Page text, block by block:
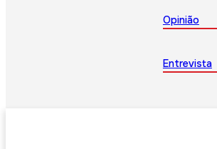
Opinião
Entrevista